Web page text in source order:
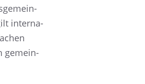
inter­na­
gemein­